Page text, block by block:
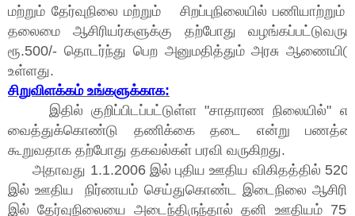
மற்றும் தேர்வுநிலை மற்றும் சிறப்புநிலையில் பணியாற்றும்
தலைமை ஆசிரியர்களுக்கு தற்போது வழங்கப்பட்டுவரும்
ரூ.500/- தொடர்ந்து பெற அனுமதித்தும் அரசு
உள்ளது.
சிறுவிளக்கம் உங்களுக்காக:
இதில் குறிப்பிடப்பட்டுள்ள "சாதாரண நிலையில்"
வைத்துக்கொண்டு தணிக்கை தடை என்று பணத்தை
கூறுவதாக தற்போது தகவல்கள் பரவி வருகிறது.
அதாவது 1.1.2006 இல் புதிய ஊதிய விகிதத்தில்
இல் ஊதிய நிர்ணயம் செய்துகொண்ட இடைநிலை
இல் தேர்வுநிலையை அடைந்திருந்தால் தனி ஊதியம்